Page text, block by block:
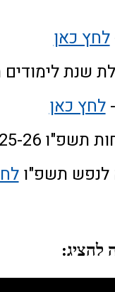
לחץ כאן
שנת
לחץ כאן
2025-26
לנפש תשפ"ו
להציג: